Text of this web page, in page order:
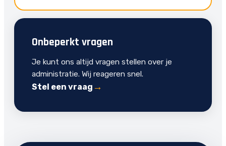
Onbeperkt vragen
Je kunt ons altijd vragen stellen over je
administratie. Wij reageren snel.
Stel een vraag